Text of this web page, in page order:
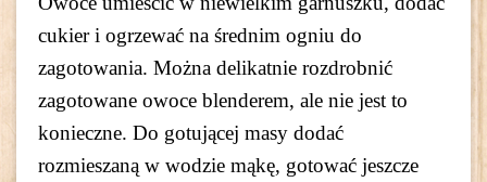
cukier i ogrzewać na średnim ogniu do
zagotowania. Można delikatnie rozdrobnić
zagotowane owoce blenderem, ale nie jest to
konieczne. Do gotującej masy dodać
rozmieszaną w wodzie mąkę, gotować jeszcze